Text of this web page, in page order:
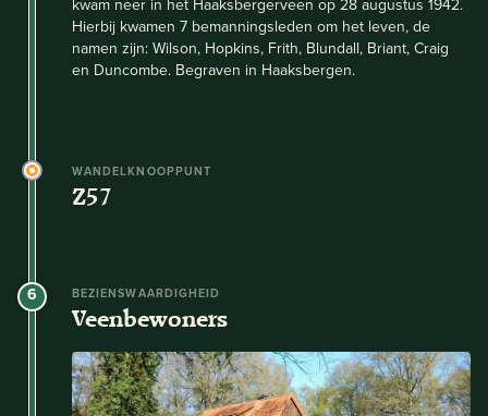
kwam neer in het Haaksbergerveen op 28 augustus 1942.
Hierbij kwamen 7 bemanningsleden om het leven, de
namen zijn: Wilson, Hopkins, Frith, Blundall, Briant, Craig
en Duncombe. Begraven in Haaksbergen.
WANDELKNOOPPUNT
Z57
6 BEZIENSWAARDIGHEID
Veenbewoners